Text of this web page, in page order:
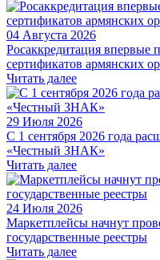
04 Августа 2026
Росаккредитация впервые
сертификатов армянских
Читать далее
29 Июля 2026
С 1 сентября 2026 года
«Честный ЗНАК»
Читать далее
24 Июля 2026
Маркетплейсы начнут
государственные реестры
Читать далее